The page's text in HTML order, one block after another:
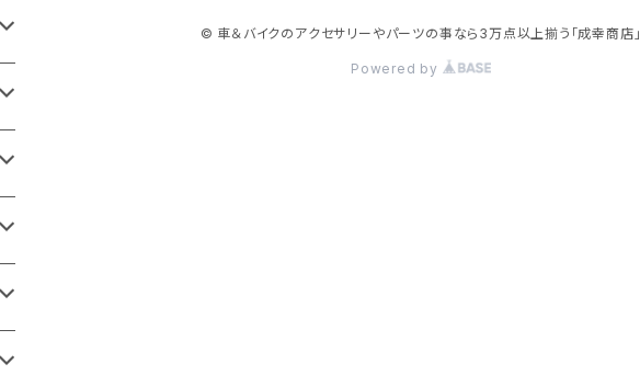
© 車＆バイクのアクセサリーやパーツの事なら3万点以上揃う「成幸商店」
Powered by